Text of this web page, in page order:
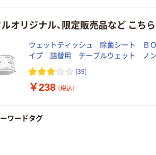
オリジナル、限定販売品など こち
ウェットティッシュ 除菌シート Ｂ
イプ 詰替用 テーブルウェット ノ
コール除菌 1個（70枚入） ピジョン
ナル
(39)
￥238 （税込）
ワードタグ